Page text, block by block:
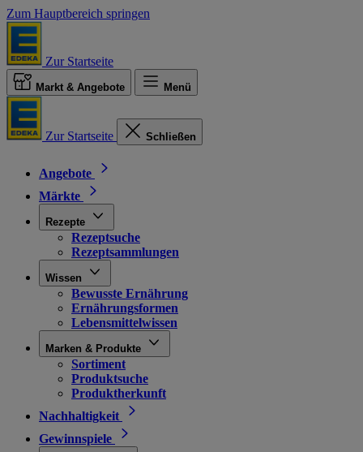
Zum Hauptbereich springen
Zur Startseite
Markt & Angebote Menü
Zur Startseite Schließen
Angebote
Märkte
Rezepte
Rezeptsuche
Rezeptsammlungen
Wissen
Bewusste Ernährung
Ernährungsformen
Lebensmittelwissen
Marken & Produkte
Sortiment
Produktsuche
Produktherkunft
Nachhaltigkeit
Gewinnspiele